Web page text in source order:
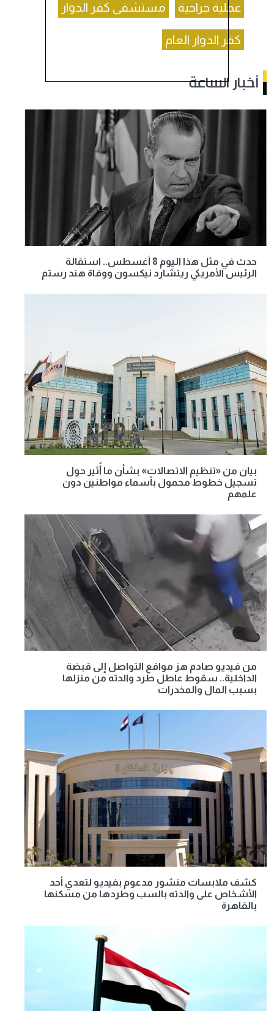
عملية جراحية مستشفى كفر الدوار
كفر الدوار العام
أخبار الساعة
حدث في مثل هذا اليوم 8 أغسطس.. استقالة
الرئيس الأمريكي ريتشارد نيكسون ووفاة هند رستم
بيان من «تنظيم الاتصالات» بشأن ما أُثير حول
تسجيل خطوط محمول بأسماء مواطنين دون
علمهم
من فيديو صادم هز مواقع التواصل إلى قبضة
الداخلية.. سقوط عاطل طرد والدته من منزلها
بسبب المال والمخدرات
كشف ملابسات منشور مدعوم بفيديو لتعدي أحد
الأشخاص على والدته بالسب وطردها من مسكنها
بالقاهرة